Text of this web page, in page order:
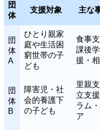
団
体
支援対象 主な
団
体
A
ひとり親家
庭や生活困
窮世帯の子
ども
食事
課後
援・
団
体
B
障害児・社
会的養護下
の子ども
里親
立支
ラム
ア